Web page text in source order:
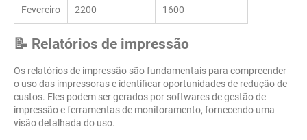
Fevereiro 2200 1600
📝 Relatórios de impressão
Os relatórios de impressão são fundamentais para compreender
o uso das impressoras e identificar oportunidades de redução de
custos. Eles podem ser gerados por softwares de gestão de
impressão e ferramentas de monitoramento, fornecendo uma
visão detalhada do uso.